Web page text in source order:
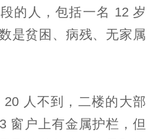
的人，包括一名 12 岁
是贫困、病残、无家属
人不到，二楼的大部
窗户上有金属护栏，但